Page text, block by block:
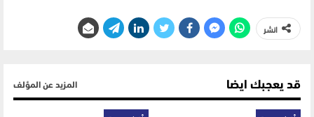
انشر
قد يعجبك ايضا المزيد عن المؤلف